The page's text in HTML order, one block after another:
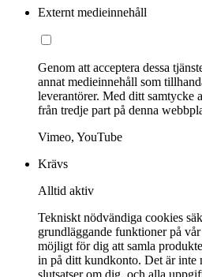
Externt medieinnehåll
Genom att acceptera dessa
annat medieinnehåll som
leverantörer. Med ditt samtycke
från tredje part på denna
Vimeo, YouTube
Krävs
Alltid aktiv
Tekniskt nödvändiga cookies
grundläggande funktioner på
möjligt för dig att samla
in på ditt kundkonto. Det är inte